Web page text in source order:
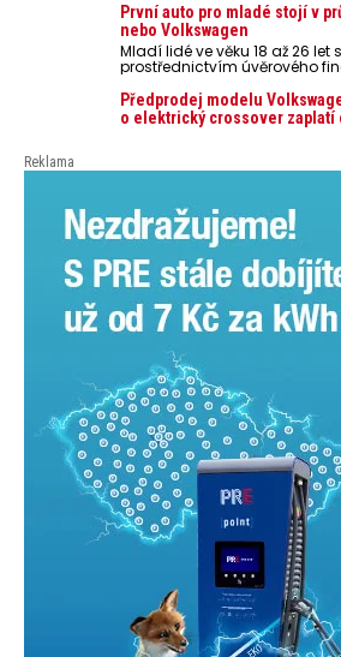
První auto pro mladé stojí v
nebo Volkswagen
Mladí lidé ve věku 18 až 26
prostřednictvím úvěrového
dosahuje 337 tisíc korun a
251 tisíc korun. Vyplývá to z
posledních 10 let (2016–2026).
Předprodej modelu
o elektrický crossover zaplatí
Reklama